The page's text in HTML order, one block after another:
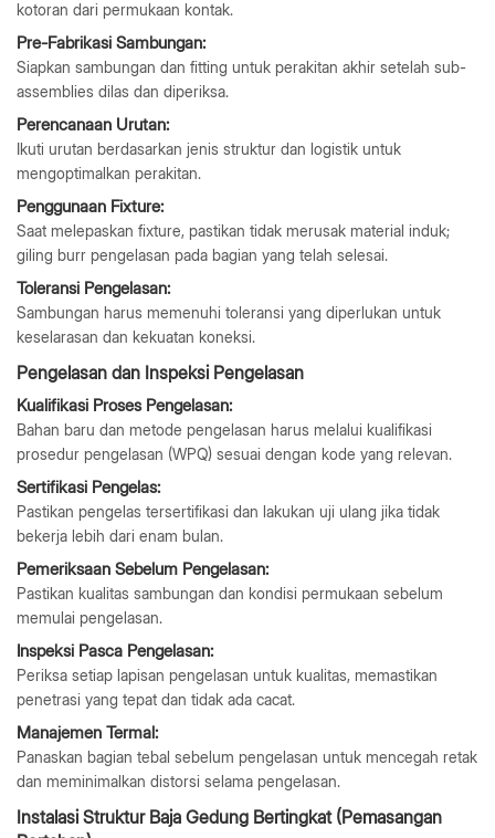
kotoran dari permukaan kontak.
Pre-Fabrikasi Sambungan:
Siapkan sambungan dan fitting untuk perakitan akhir setelah sub-
assemblies dilas dan diperiksa.
Perencanaan Urutan:
Ikuti urutan berdasarkan jenis struktur dan logistik untuk
mengoptimalkan perakitan.
Penggunaan Fixture:
Saat melepaskan fixture, pastikan tidak merusak material induk;
giling burr pengelasan pada bagian yang telah selesai.
Toleransi Pengelasan:
Sambungan harus memenuhi toleransi yang diperlukan untuk
keselarasan dan kekuatan koneksi.
Pengelasan dan Inspeksi Pengelasan
Kualifikasi Proses Pengelasan:
Bahan baru dan metode pengelasan harus melalui kualifikasi
prosedur pengelasan (WPQ) sesuai dengan kode yang relevan.
Sertifikasi Pengelas:
Pastikan pengelas tersertifikasi dan lakukan uji ulang jika tidak
bekerja lebih dari enam bulan.
Pemeriksaan Sebelum Pengelasan:
Pastikan kualitas sambungan dan kondisi permukaan sebelum
memulai pengelasan.
Inspeksi Pasca Pengelasan:
Periksa setiap lapisan pengelasan untuk kualitas, memastikan
penetrasi yang tepat dan tidak ada cacat.
Manajemen Termal:
Panaskan bagian tebal sebelum pengelasan untuk mencegah retak
dan meminimalkan distorsi selama pengelasan.
Instalasi Struktur Baja Gedung Bertingkat (Pemasangan